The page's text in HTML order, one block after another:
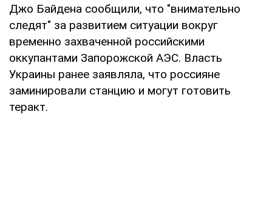
Джо Байдена сообщили, что "внимательно
следят" за развитием ситуации вокруг
временно захваченной российскими
оккупантами Запорожской АЭС. Власть
Украины ранее заявляла, что россияне
заминировали станцию и могут готовить
теракт.